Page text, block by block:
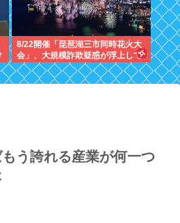
8/22開催「琵琶湖三市同時花火大
会」、大規模詐欺疑惑が浮上して
SNS阿鼻叫喚
う誇れる産業が何一つ